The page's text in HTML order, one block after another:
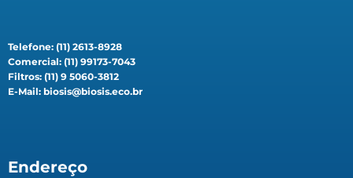
Telefone: (11) 2613-8928
Comercial: (11) 99173-7043
Filtros: (11) 9 5060-3812
E-Mail: biosis@biosis.eco.br
Endereço